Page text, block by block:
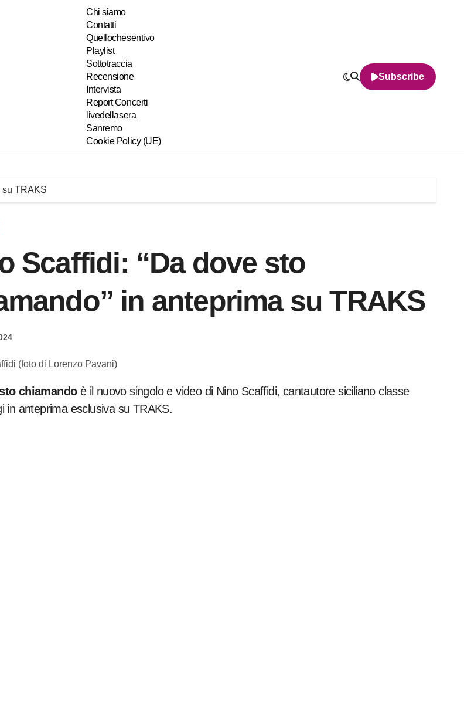
Chi siamo
Contatti
Quellochesentivo
Playlist
Sottotraccia
Recensione
Intervista
Report Concerti
livedellasera
Sanremo
Cookie Policy (UE)
Subscribe
su TRAKS
Scaffidi: “Da dove sto
in anteprima su TRAKS
sto chiamandoè il nuovo singolo e video di Nino Scaffidi, cantautore siciliano classe
in anteprima esclusiva su TRAKS.